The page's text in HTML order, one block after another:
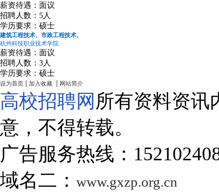
薪资待遇：面议
招聘人数：5人
学历要求：硕士
建筑工程技术、市政工程技术、
杭州科技职业技术学院
薪资待遇：面议
招聘人数：3人
学历要求：硕士
设为首页 | 加入收藏 | 网站简介
高校招聘网 所有资料资讯
意，不得转载。
广告服务热线：
域名二： www.gxzp.org.cn